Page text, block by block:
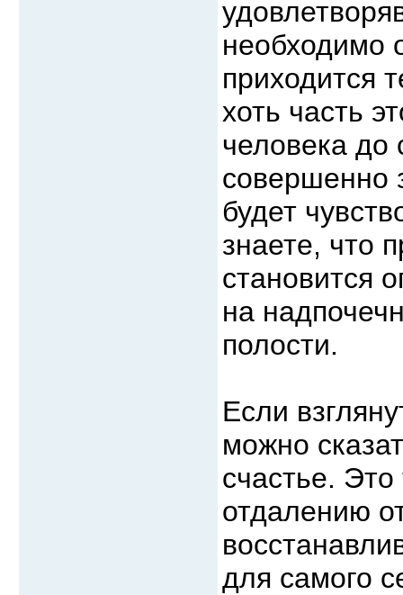
необходимо
приходится
хоть часть
человека до
совершенно
будет
знаете, что
становится
на
полости.
Если
можно
счастье.
отдалению
для самого